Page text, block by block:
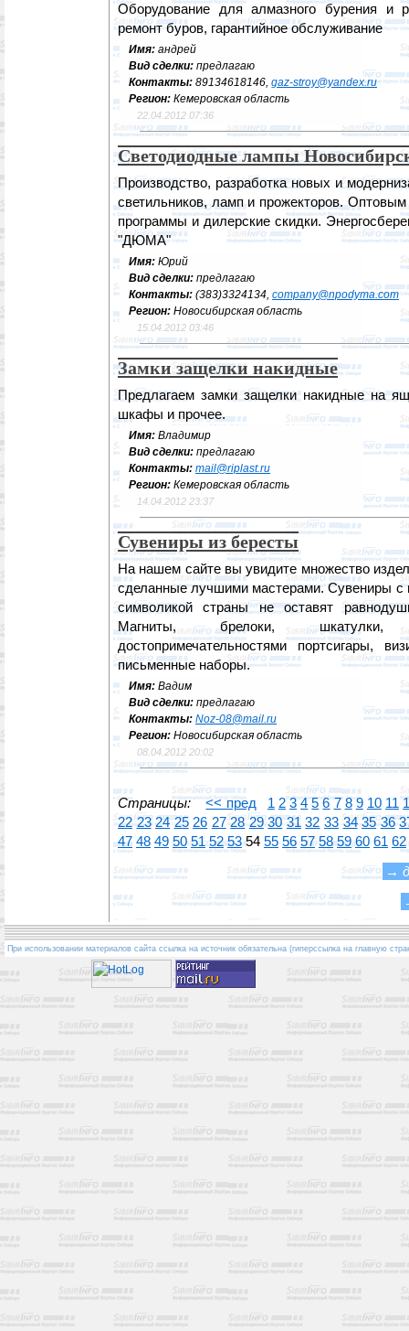
Оборудование для алмазного бурения и
ремонт буров, гарантийное обслуживание
Имя: андрей
Вид сделки: предлагаю
Контакты: 89134618146, gaz-stroy@yandex.ru
Регион: Кемеровская область
22.04.2012 07:36
Светодиодные лампы
Производство, разработка новых и
светильников, ламп и прожекторов. Оптовым
программы и дилерские скидки.
"ДЮМА"
Имя: Юрий
Вид сделки: предлагаю
Контакты: (383)3324134, company@npodyma.com
Регион: Новосибирская область
15.04.2012 03:46
Замки защелки накидные
Предлагаем замки защелки накидные на
шкафы и прочее.
Имя: Владимир
Вид сделки: предлагаю
Контакты: mail@riplast.ru
Регион: Кемеровская область
14.04.2012 23:37
Сувениры из бересты
На нашем сайте вы увидите множество
сделанные лучшими мастерами. Сувениры с
символикой страны не оставят
Магниты, брелоки, шкатулки,
достопримечательностями портсигары,
письменные наборы.
Имя: Вадим
Вид сделки: предлагаю
Контакты: Noz-08@mail.ru
Регион: Новосибирская область
08.04.2012 20:02
Страницы: << пред 1 2 3 4 5 6 7 8 9 10 11
22 23 24 25 26 27 28 29 30 31 32 33 34 35 36
47 48 49 50 51 52 5354 55 56 57 58 59 60 61 62
→
При использовании материалов сайта ссылка на источник обязательна (гиперссылка на главную